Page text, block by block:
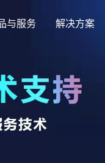
与服务 解决方案